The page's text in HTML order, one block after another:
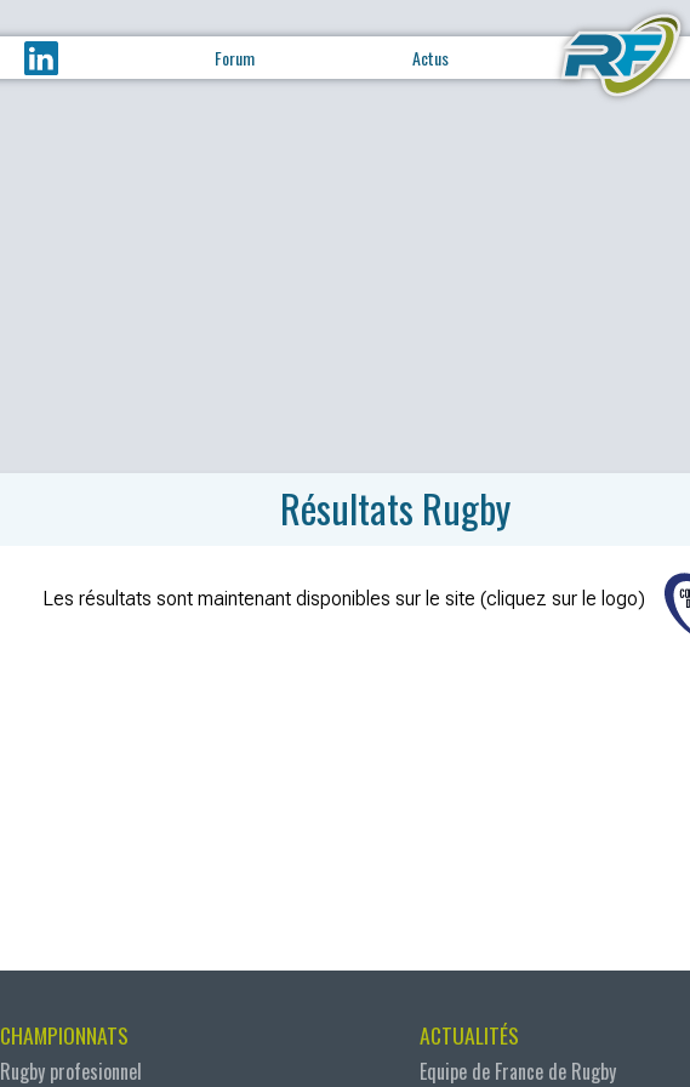
Forum Actus
Résultats Rugby
Les résultats sont maintenant disponibles sur le site (cliquez sur le logo)
CHAMPIONNATS
Rugby profesionnel
ACTUALITÉS
Equipe de France de Rugby